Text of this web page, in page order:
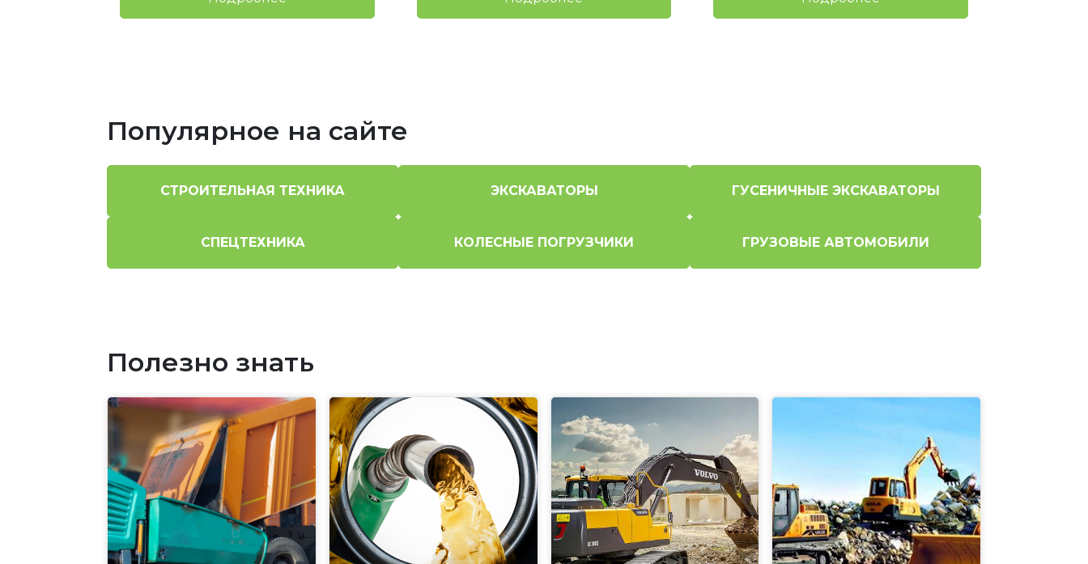
Популярное на сайте
СТРОИТЕЛЬНАЯ ТЕХНИКА ЭКСКАВАТОРЫ ГУСЕНИЧНЫЕ ЭКСКАВАТОРЫ
СПЕЦТЕХНИКА КОЛЕСНЫЕ ПОГРУЗЧИКИ ГРУЗОВЫЕ АВТОМОБИЛИ
Полезно знать